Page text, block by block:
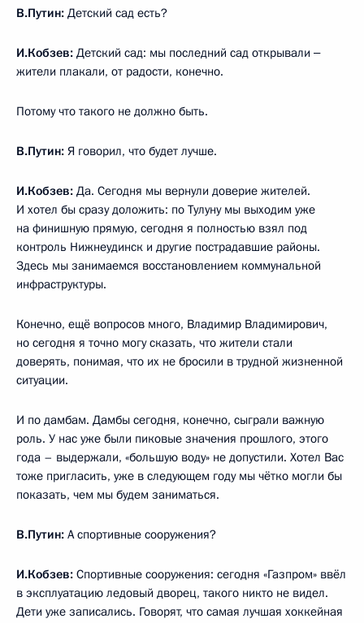
В.Путин: Детский сад есть?
И.Кобзев: Детский сад: мы последний сад открывали ‒
жители плакали, от радости, конечно.
Потому что такого не должно быть.
В.Путин: Я говорил, что будет лучше.
И.Кобзев: Да. Сегодня мы вернули доверие жителей.
И хотел бы сразу доложить: по Тулуну мы выходим уже
на финишную прямую, сегодня я полностью взял под
контроль Нижнеудинск и другие пострадавшие районы.
Здесь мы занимаемся восстановлением коммунальной
инфраструктуры.
Конечно, ещё вопросов много, Владимир Владимирович,
но сегодня я точно могу сказать, что жители стали
доверять, понимая, что их не бросили в трудной жизненной
ситуации.
И по дамбам. Дамбы сегодня, конечно, сыграли важную
роль. У нас уже были пиковые значения прошлого, этого
года – выдержали, «большую воду» не допустили. Хотел Вас
тоже пригласить, уже в следующем году мы чётко могли бы
показать, чем мы будем заниматься.
В.Путин: А спортивные сооружения?
И.Кобзев: Спортивные сооружения: сегодня «Газпром» ввёл
в эксплуатацию ледовый дворец, такого никто не видел.
Дети уже записались. Говорят, что самая лучшая хоккейная